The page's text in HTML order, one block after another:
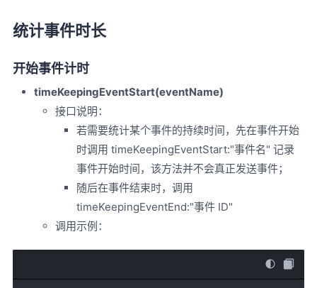
统计事件时长
开始事件计时
timeKeepingEventStart(eventName)
接口说明：
若需要统计某个事件的持续时间，先在事件开始
时调用 timeKeepingEventStart:"事件名" 记录
事件开始时间，该方法并不会真正发送事件；
随后在事件结束时，调用
timeKeepingEventEnd:"事件 ID"
调用示例：